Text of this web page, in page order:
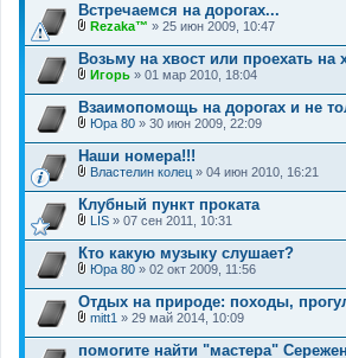
Встречаемся на дорогах...
л
о
ж
е
н
и
Rezaka™ » 25 июн 2009, 10:47
Возьму на хвост или проехать на
л
о
ж
е
н
и
Игорь » 01 мар 2010, 18:04
Взаимопомощь на дорогах и не
л
о
ж
е
н
и
Юра 80 » 30 июн 2009, 22:09
Наши номера!!!
л
о
ж
е
н
и
Властелин колец » 04 июн 2010, 16:21
Клубный пункт проката
л
о
ж
е
н
и
LIS » 07 сен 2011, 10:31
Кто какую музыку слушает?
л
о
ж
е
н
Юра 80 » 02 окт 2009, 11:56
Отдых на природе: походы,
л
mitt1 » 29 май 2014, 10:09
помогите найти "мастера"